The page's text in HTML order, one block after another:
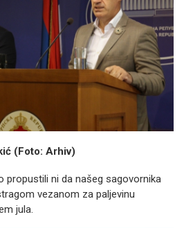
(Foto: Arhiv)
propustili ni da našeg sagovornika
vezanom za paljevinu
jula.